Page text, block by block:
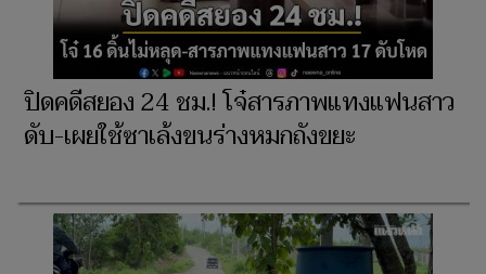
ปิดคดีสยอง 24 ชม.! โจ๋สารภาพแทงแฟนสาว
ดับ-เผยใช้ซาเล้งขนร่างหมกถังขยะ